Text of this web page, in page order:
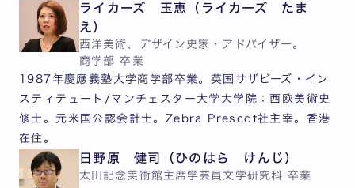
ライカーズ 玉恵（ライカーズ たま
え）
西洋美術、デザイン史家・アドバイザー。
商学部 卒業
1987年慶應義塾大学商学部卒業。英国サザビーズ・イン
スティテュート/マンチェスター大学大学院：西欧美術史
修士。元米国公認会計士。Zebra Prescot社主宰。香港
在住。
日野原 健司（ひのはら けんじ）
太田記念美術館主席学芸員文学研究科 卒業